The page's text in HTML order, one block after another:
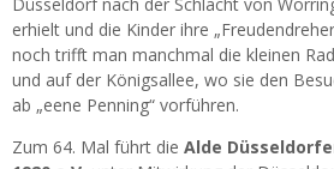
erhielt und die Kinder ihre
noch trifft man manchmal die kleinen
und auf der Königsallee, wo sie den
ab „eene Penning“ vorführen.
Zum 64. Mal führt die Alde